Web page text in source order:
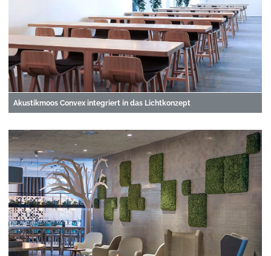
Akustikmoos Convex integriert in das Lichtkonzept